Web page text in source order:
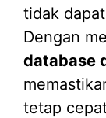
tidak
Dengan
database
tetap